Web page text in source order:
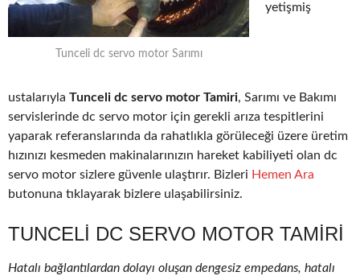
Tunceli dc servo motor Sarımı
yetişmiş
ustalarıyla Tunceli dc servo motor Tamiri, Sarımı ve Bakımı
servislerinde dc servo motor için gerekli arıza tespitlerini
yaparak referanslarında da rahatlıkla görüleceği üzere üretim
hızınızı kesmeden makinalarınızın hareket kabiliyeti olan dc
servo motor sizlere güvenle ulaştırır. Bizleri Hemen Ara
butonuna tıklayarak bizlere ulaşabilirsiniz.
TUNCELI DC SERVO MOTOR TAMIRI
Hatalı bağlantılardan dolayı oluşan dengesiz empedans, hatalı